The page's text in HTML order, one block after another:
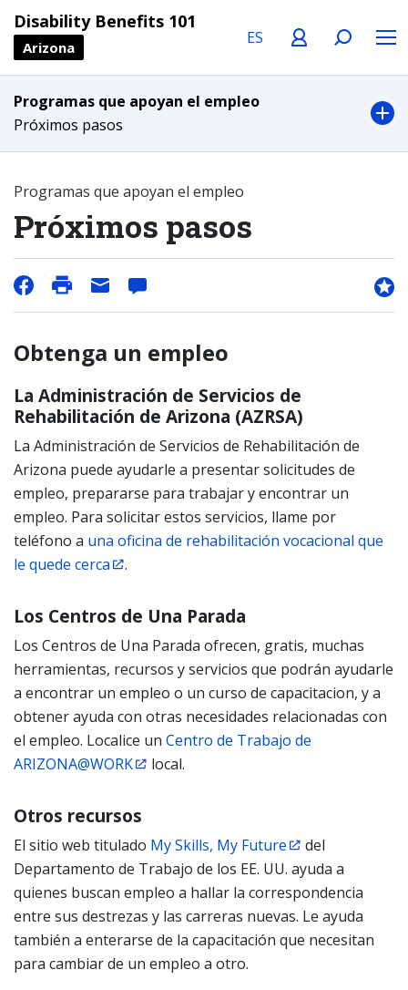
Disability Benefits 101
Arizona
Programas que apoyan el empleo
Próximos pasos
Programas que apoyan el empleo
Próximos pasos
Obtenga un empleo
La Administración de Servicios de
Rehabilitación de Arizona (AZRSA)
La Administración de Servicios de Rehabilitación de
Arizona puede ayudarle a presentar solicitudes de
empleo, prepararse para trabajar y encontrar un
empleo. Para solicitar estos servicios, llame por
teléfono a una oficina de rehabilitación vocacional que
le quede cerca
.
Los Centros de Una Parada
Los Centros de Una Parada ofrecen, gratis, muchas
herramientas, recursos y servicios que podrán ayudarle
a encontrar un empleo o un curso de capacitacion, y a
obtener ayuda con otras necesidades relacionadas con
el empleo. Localice un Centro de Trabajo de
ARIZONA@WORK
local.
Otros recursos
El sitio web titulado My Skills, My Future
del
Departamento de Trabajo de los EE. UU. ayuda a
quienes buscan empleo a hallar la correspondencia
entre sus destrezas y las carreras nuevas. Le ayuda
también a enterarse de la capacitación que necesitan
para cambiar de un empleo a otro.